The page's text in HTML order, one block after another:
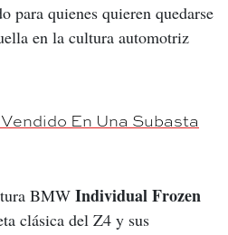
quienes quieren quedarse
en la cultura automotriz
En Una Subasta
BMW Individual Frozen
clásica del Z4 y sus